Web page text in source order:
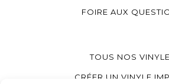
FOIRE AUX
TOUS NOS
CRÉER UN VINYLE